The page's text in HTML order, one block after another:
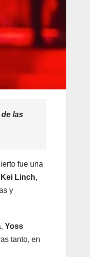
las
fue una
Kei Linch,
y
Yoss
tanto, en